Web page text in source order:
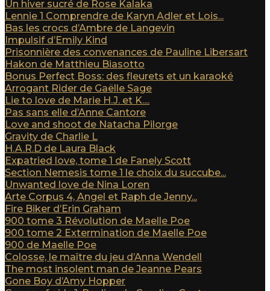
Un hiver sucré de Rose Kalaka
Lennie 1 Comprendre de Karyn Adler et Lois...
Bas les crocs d’Ambre de Langevin
Impulsif d’Emily Kind
Prisonnière des convenances de Pauline Libersart
Hakon de Matthieu Biasotto
Bonus Perfect Boss: des fleurets et un karaoké
Arrogant Rider de Gaëlle Sage
Lie to love de Marie H.J. et K....
Pas sans elle d’Anne Cantore
Love and shoot de Natacha Pilorge
Gravity de Charlie L
H.A.R.D de Laura Black
Expatried love, tome 1 de Fanely Scott
Section Nemesis tome 1 le choix du succube...
Unwanted love de Nina Loren
Arte Corpus 4, Angel et Raph de Jenny...
Fire Biker d’Erin Graham
900 tome 3 Révolution de Maelle Poe
900 tome 2 Extermination de Maelle Poe
900 de Maelle Poe
Colosse, le maître du jeu d’Anna Wendell
The most insolent man de Jeanne Pears
Gone Boy d’Amy Hopper